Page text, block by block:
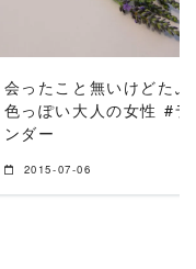
会ったこと無いけどたぶ
色っぽい大人の女性 #ラ
ンダー
2015-07-06